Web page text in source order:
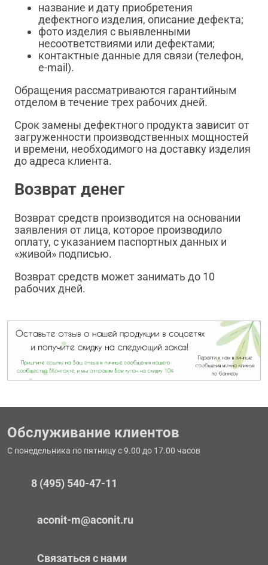
название и дату приобретения
дефектного изделия, описание дефекта;
фото изделия с выявленными
несоответствиями или дефектами;
контактные данные для связи (телефон,
e-mail).
Обращения рассматриваются гарантийным
отделом в течение трех рабочих дней.
Срок замены дефектного продукта зависит от
загруженности производственных мощностей
и времени, необходимого на доставку изделия
до адреса клиента.
Возврат денег
Возврат средств производится на основании
заявления от лица, которое производило
оплату, с указанием паспортных данных и
«живой» подписью.
Возврат средств может занимать до 10
рабочих дней.
Обслуживание клиентов
С понедельника по пятницу с 9.00 до 17.00 часов
8 (495) 540-47-11
aconit-m@aconit.ru
Связаться с нами